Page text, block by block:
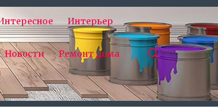
Интерьер
Новости Ремонт дома